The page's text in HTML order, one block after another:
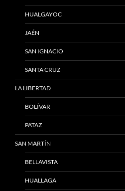
HUALGAYOC
JAÉN
SAN IGNACIO
SANTA CRUZ
LA LIBERTAD
BOLÍVAR
PATAZ
SAN MARTÍN
BELLAVISTA
HUALLAGA